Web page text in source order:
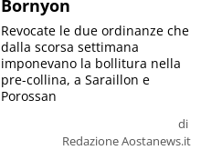
Bornyon
di
Redazione Aostanews.it
Revocate le due ordinanze che
dalla scorsa settimana
imponevano la bollitura nella
pre-collina, a Saraillon e
Porossan